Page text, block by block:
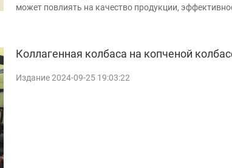
может повлиять на качество продукции,
Коллагенная колбаса на копченой
Издание 2024-09-25 19:03:22